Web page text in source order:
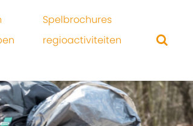
Spelbrochures
regioactiviteiten